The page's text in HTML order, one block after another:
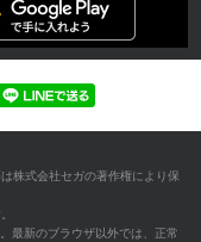
株式会社セガの著作権により保
最新のブラウザ以外では、正常